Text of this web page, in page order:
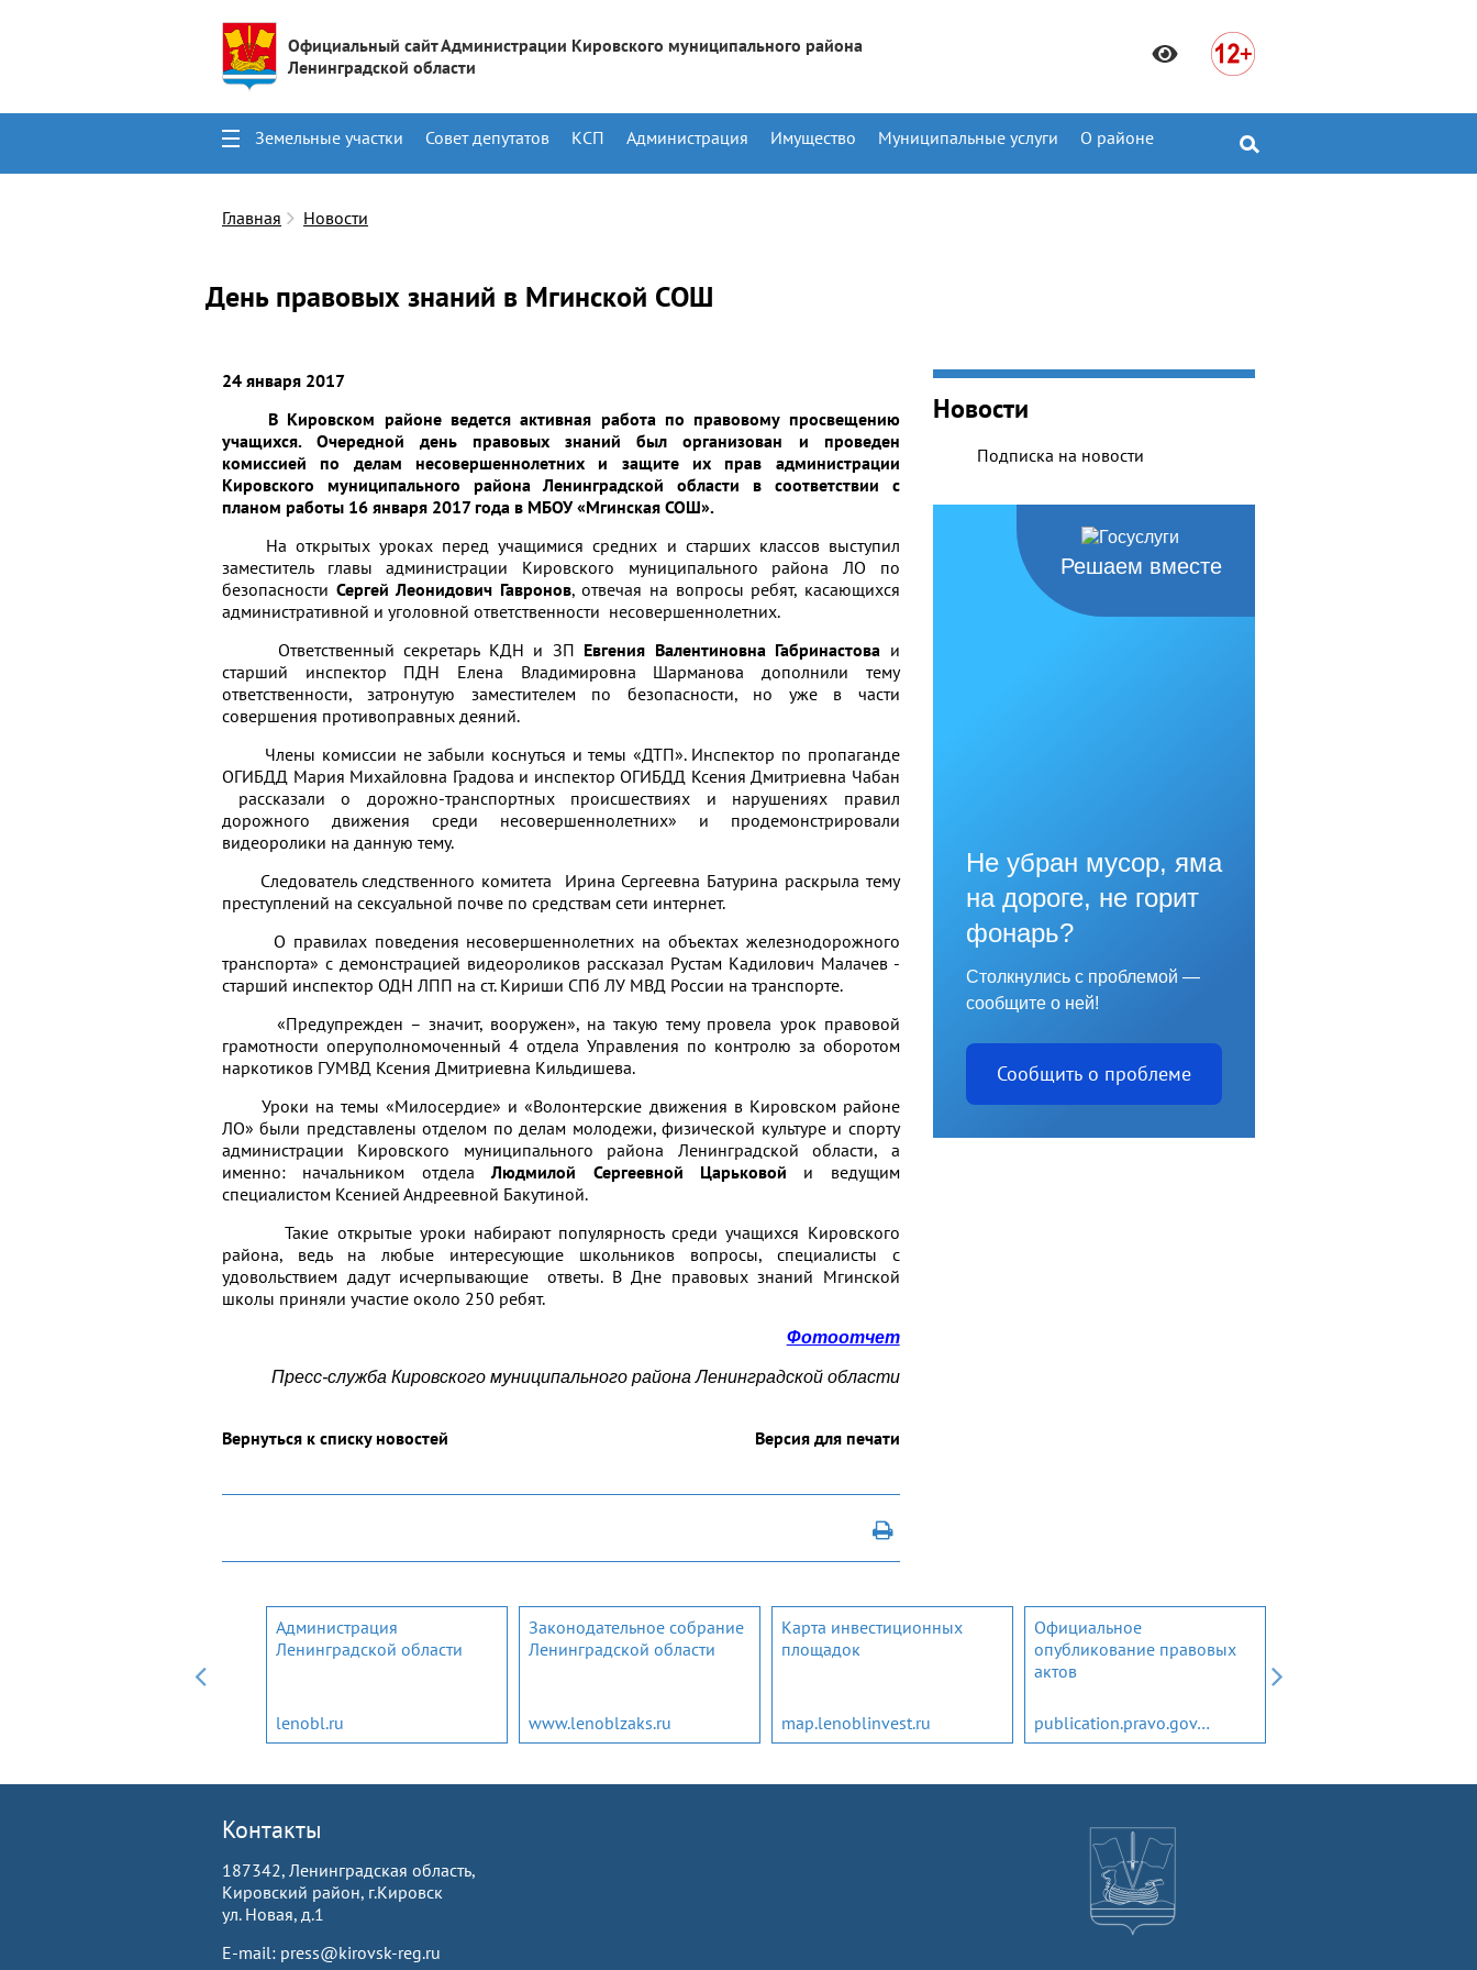
Официальный сайт Администрации Кировского муниципального района
Ленинградской области
Земельные участки Совет депутатов КСП Администрация Имущество Муниципальные услуги О районе
Главная
Новости
День правовых знаний в Мгинской СОШ
24 января 2017
В Кировском районе ведется активная работа по правовому просвещению
учащихся. Очередной день правовых знаний был организован и проведен
комиссией по делам несовершеннолетних и защите их прав администрации
Кировского муниципального района Ленинградской области в соответствии с
планом работы 16 января 2017 года в МБОУ «Мгинская СОШ».
На открытых уроках перед учащимися средних и старших классов выступил
заместитель главы администрации Кировского муниципального района ЛО по
безопасности Сергей Леонидович Гавронов, отвечая на вопросы ребят, касающихся
административной и уголовной ответственности несовершеннолетних.
Ответственный секретарь КДН и ЗП Евгения Валентиновна Габринастова и
старший инспектор ПДН Елена Владимировна Шарманова дополнили тему
ответственности, затронутую заместителем по безопасности, но уже в части
совершения противоправных деяний.
Члены комиссии не забыли коснуться и темы «ДТП». Инспектор по пропаганде
ОГИБДД Мария Михайловна Градова и инспектор ОГИБДД Ксения Дмитриевна Чабан
рассказали о дорожно-транспортных происшествиях и нарушениях правил
дорожного движения среди несовершеннолетних» и продемонстрировали
видеоролики на данную тему.
Следователь следственного комитета Ирина Сергеевна Батурина раскрыла тему
преступлений на сексуальной почве по средствам сети интернет.
О правилах поведения несовершеннолетних на объектах железнодорожного
транспорта» с демонстрацией видеороликов рассказал Рустам Кадилович Малачев -
старший инспектор ОДН ЛПП на ст. Кириши СПб ЛУ МВД России на транспорте.
«Предупрежден – значит, вооружен», на такую тему провела урок правовой
грамотности оперуполномоченный 4 отдела Управления по контролю за оборотом
наркотиков ГУМВД Ксения Дмитриевна Кильдишева.
Уроки на темы «Милосердие» и «Волонтерские движения в Кировском районе
ЛО» были представлены отделом по делам молодежи, физической культуре и спорту
администрации Кировского муниципального района Ленинградской области, а
именно: начальником отделаЛюдмилой Сергеевной Царьковой и ведущим
специалистом Ксенией Андреевной Бакутиной.
Такие открытые уроки набирают популярность среди учащихся Кировского
района, ведь на любые интересующие школьников вопросы, специалисты с
удовольствием дадут исчерпывающие ответы. В Дне правовых знаний Мгинской
школы приняли участие около 250 ребят.
Фотоотчет
Пресс-служба Кировского муниципального района Ленинградской области
Вернуться к списку новостей Версия для печати
Новости
Подписка на новости
Решаем вместе
Не убран мусор, яма
на дороге, не горит
фонарь?
Столкнулись с проблемой —
сообщите о ней!
Сообщить о проблеме
Администрация
Ленинградской области
lenobl.ru
Законодательное собрание
Ленинградской области
www.lenoblzaks.ru
Карта инвестиционных
площадок
map.lenoblinvest.ru
Официальное
опубликование правовых
актов
publication.pravo.gov.ru
Контакты
187342, Ленинградская область,
Кировский район, г.Кировск
ул. Новая, д.1
E-mail: press@kirovsk-reg.ru